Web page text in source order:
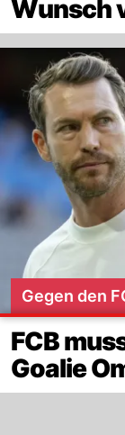
Wunsch
Gegen den
FCB
Goalie